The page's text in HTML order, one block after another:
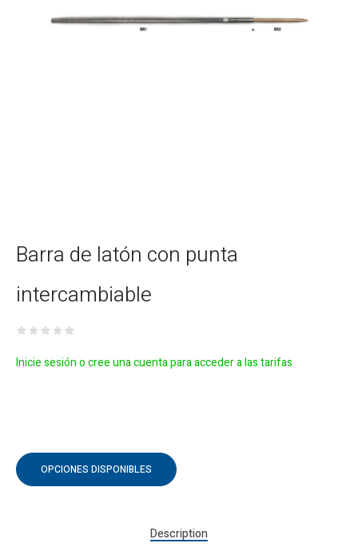
Barra de latón con punta
intercambiable
Inicie sesión o cree una cuenta para acceder a las tarifas
OPCIONES DISPONIBLES
Description